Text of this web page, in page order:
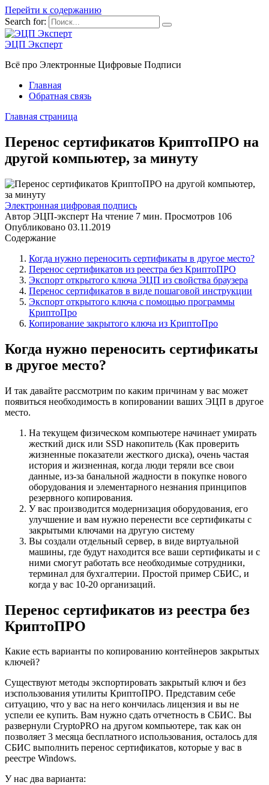
Перейти к содержанию
Search for:
ЭЦП Эксперт
Всё про Электронные Цифровые Подписи
Главная
Обратная связь
Главная страница
Перенос сертификатов КриптоПРО на
другой компьютер, за минуту
Электронная цифровая подпись
Автор ЭЦП-эксперт На чтение 7 мин. Просмотров 106
Опубликовано 03.11.2019
Содержание
Когда нужно переносить сертификаты в другое место?
Перенос сертификатов из реестра без КриптоПРО
Экспорт открытого ключа ЭЦП из свойства браузера
Перенос сертификатов в виде пошаговой инструкции
Экспорт открытого ключа с помощью программы
КриптоПро
Копирование закрытого ключа из КриптоПро
Когда нужно переносить сертификаты
в другое место?
И так давайте рассмотрим по каким причинам у вас может
появиться необходимость в копировании ваших ЭЦП в другое
место.
На текущем физическом компьютере начинает умирать
жесткий диск или SSD накопитель (Как проверить
жизненные показатели жесткого диска), очень частая
история и жизненная, когда люди теряли все свои
данные, из-за банальной жадности в покупке нового
оборудования и элементарного незнания принципов
резервного копирования.
У вас производится модернизация оборудования, его
улучшение и вам нужно перенести все сертификаты с
закрытыми ключами на другую систему
Вы создали отдельный сервер, в виде виртуальной
машины, где будут находится все ваши сертификаты и с
ними смогут работать все необходимые сотрудники,
терминал для бухгалтерии. Простой пример СБИС, и
когда у вас 10-20 организаций.
Перенос сертификатов из реестра без
КриптоПРО
Какие есть варианты по копированию контейнеров закрытых
ключей?
Существуют методы экспортировать закрытый ключ и без
изспользования утилиты КриптоПРО. Представим себе
ситуацию, что у вас на него кончилась лицензия и вы не
успели ее купить. Вам нужно сдать отчетность в СБИС. Вы
развернули CryptoPRO на другом компьютере, так как он
позволяет 3 месяца бесплатного использования, осталось для
СБИС выполнить перенос сертификатов, которые у вас в
реестре Windows.
У нас два варианта: